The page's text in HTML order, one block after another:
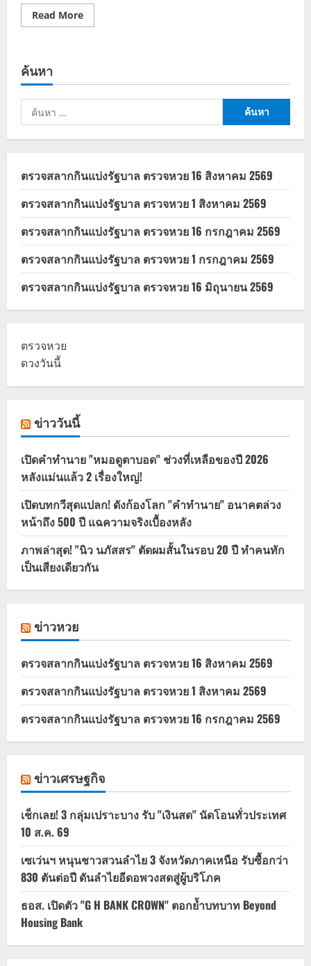
Read MoreRead
more
สิทธิ
ลูกจ้าง
ลา
120
ค้นหา
ค้นหา
สำหรับ:
ตรวจสลากกินแบ่งรัฐบาล ตรวจหวย 16 สิงหาคม 2569
ตรวจสลากกินแบ่งรัฐบาล ตรวจหวย 1 สิงหาคม 2569
ตรวจสลากกินแบ่งรัฐบาล ตรวจหวย 16 กรกฎาคม 2569
ตรวจสลากกินแบ่งรัฐบาล ตรวจหวย 1 กรกฎาคม 2569
ตรวจสลากกินแบ่งรัฐบาล ตรวจหวย 16 มิถุนายน 2569
ตรวจหวย
ดวงวันนี้
ข่าววันนี้
เปิดคำทำนาย "หมอดูตาบอด" ช่วงที่เหลือของปี 2026
หลังแม่นแล้ว 2 เรื่องใหญ่!
เปิดบทกวีสุดแปลก! ดังก้องโลก "คำทำนาย" อนาคตล่วง
หน้าถึง 500 ปี แฉความจริงเบื้องหลัง
ภาพล่าสุด! "นิว นภัสสร" ตัดผมสั้นในรอบ 20 ปี ทำคนทัก
เป็นเสียงเดียวกัน
ข่าวหวย
ตรวจสลากกินแบ่งรัฐบาล ตรวจหวย 16 สิงหาคม 2569
ตรวจสลากกินแบ่งรัฐบาล ตรวจหวย 1 สิงหาคม 2569
ตรวจสลากกินแบ่งรัฐบาล ตรวจหวย 16 กรกฎาคม 2569
ข่าวเศรษฐกิจ
เช็กเลย! 3 กลุ่มเปราะบาง รับ "เงินสด" นัดโอนทั่วประเทศ
10 ส.ค. 69
เซเว่นฯ หนุนชาวสวนลำไย 3 จังหวัดภาคเหนือ รับซื้อกว่า
830 ตันต่อปี ดันลำไยอีดอพวงสดสู่ผู้บริโภค
ธอส. เปิดตัว "G H BANK CROWN" ตอกย้ำบทบาท Beyond
Housing Bank